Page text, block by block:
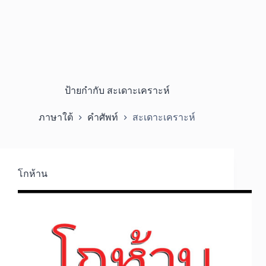
ป้ายกำกับ สะเดาะเคราะห์
ภาษาใต้ คำศัพท์ สะเดาะเคราะห์
โกห้าน